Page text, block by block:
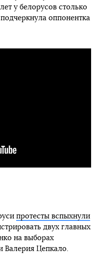
у белорусов столько
оппонентка
протесты вспыхнули
двух главных
на выборах
Валерия Цепкало.